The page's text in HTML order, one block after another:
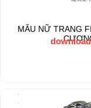
MẪU NỮ TRANG